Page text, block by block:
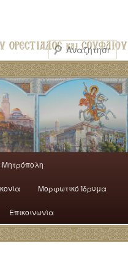
Mητρόπολη
Μορφωτικό Ίδρυμα
Επικοινωνία